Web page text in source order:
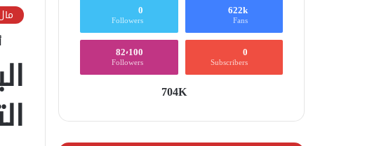
622k
Fans
0
Followers
0
Subscribers
82٬100
Followers
704K